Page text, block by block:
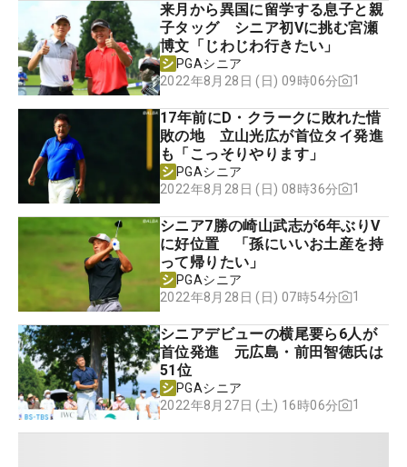
来月から異国に留学する息子と親
子タッグ シニア初Vに挑む宮瀬
博文「じわじわ行きたい」
PGAシニア
2022年8月28日 (日) 09時06分
1
17年前にD・クラークに敗れた惜
敗の地 立山光広が首位タイ発進
も「こっそりやります」
PGAシニア
2022年8月28日 (日) 08時36分
1
シニア7勝の崎山武志が6年ぶりV
に好位置 「孫にいいお土産を持
って帰りたい」
PGAシニア
2022年8月28日 (日) 07時54分
1
シニアデビューの横尾要ら6人が
首位発進 元広島・前田智徳氏は
51位
PGAシニア
2022年8月27日 (土) 16時06分
1